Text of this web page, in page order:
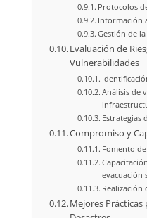
Protocolos
Información
Gestión de
Evaluación de
Vulnerabilidades
Análisis de
Estrategias
Compromiso y
Fomento
evacuación
Realización
Mejores Prácticas